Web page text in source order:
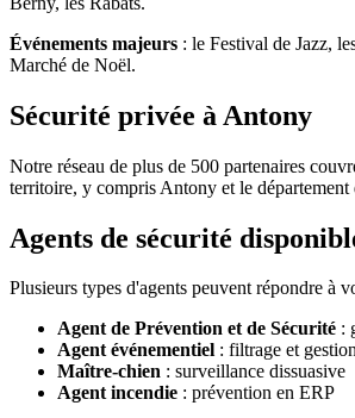
Événements majeurs : le Festival de Jazz,
Marché de Noël.
Sécurité privée à Antony
Notre réseau de plus de 500 partenaires
territoire, y compris Antony et le département
Agents de sécurité
Plusieurs types d'agents peuvent répondre à
Agent de Prévention et de Sécurité :
Agent événementiel : filtrage et
Maître-chien : surveillance dissuasive
Agent incendie : prévention en ERP